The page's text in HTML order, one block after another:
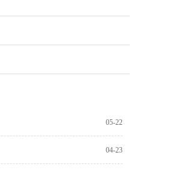
05-22
04-23